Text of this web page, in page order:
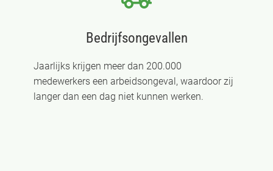
Bedrijfsongevallen
Jaarlijks krijgen meer dan 200.000
medewerkers een arbeidsongeval, waardoor zij
langer dan een dag niet kunnen werken.